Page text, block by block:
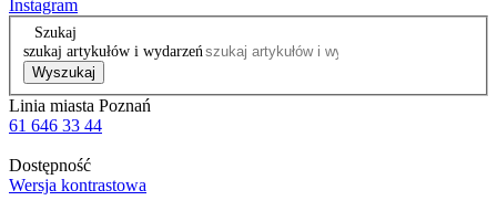
Instagram
Szukaj
szukaj artykułów i wydarzeń
Wyszukaj
Linia miasta Poznań
61 646 33 44
Dostępność
Wersja kontrastowa